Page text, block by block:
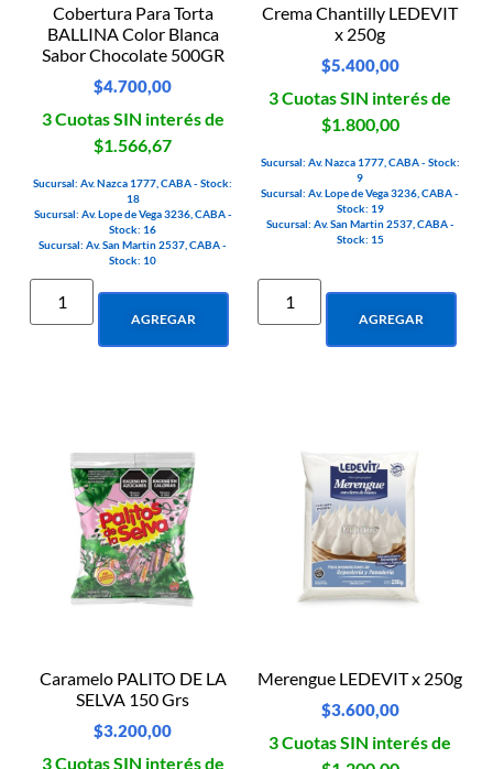
Cobertura Para Torta
BALLINA Color Blanca
Sabor Chocolate 500GR
$4.700,00
3 Cuotas SIN interés de
$1.566,67
Sucursal: Av. Nazca 1777, CABA - Stock:
18
Sucursal: Av. Lope de Vega 3236, CABA -
Stock: 16
Sucursal: Av. San Martin 2537, CABA -
Stock: 10
AGREGAR
Crema Chantilly LEDEVIT
x 250g
$5.400,00
3 Cuotas SIN interés de
$1.800,00
Sucursal: Av. Nazca 1777, CABA - Stock:
9
Sucursal: Av. Lope de Vega 3236, CABA -
Stock: 19
Sucursal: Av. San Martin 2537, CABA -
Stock: 15
AGREGAR
Caramelo PALITO DE LA
SELVA 150 Grs
$3.200,00
3 Cuotas SIN interés de
Merengue LEDEVIT x 250g
$3.600,00
3 Cuotas SIN interés de